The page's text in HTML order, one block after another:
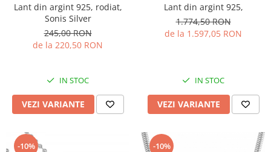
Lant din argint 925, rodiat,
Sonis Silver
245,00 RON
de la 220,50 RON
IN STOC
VEZI VARIANTE
Lant din argint 925,
1.774,50 RON
de la 1.597,05 RON
IN STOC
VEZI VARIANTE
-10% -10%